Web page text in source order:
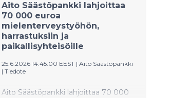
Aito Säästöpankki lahjoittaa
70 000 euroa
mielenterveystyöhön,
harrastuksiin ja
paikallisyhteisöille
25.6.2026 14:45:00 EEST | Aito Säästöpankki
| Tiedote
Aito Säästöpankki lahjoittaa 70 000